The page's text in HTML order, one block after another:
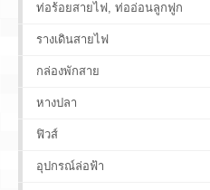
ท่อร้อยสายไฟ, ท่ออ่อนลูกฟูก
รางเดินสายไฟ
กล่องพักสาย
หางปลา
ฟิวส์
อุปกรณ์ล่อฟ้า